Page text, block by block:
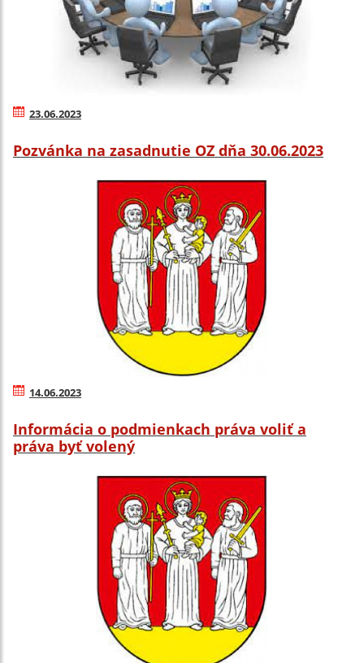
23.06.2023
Pozvánka na zasadnutie OZ dňa 30.06.2023
14.06.2023
Informácia o podmienkach práva voliť a
práva byť volený